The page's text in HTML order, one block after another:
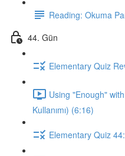
Reading: Okuma
44. Gün
Elementary Quiz
Using "Enough"
Kullanımı) (6:16)
Elementary Quiz